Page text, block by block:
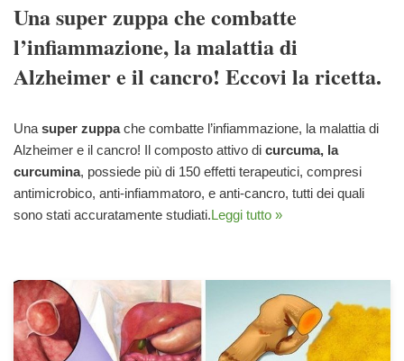
Una super zuppa che combatte
l’infiammazione, la malattia di
Alzheimer e il cancro! Eccovi la ricetta.
Una super zuppache combatte l’infiammazione, la malattia di
Alzheimer e il cancro! Il composto attivo di curcuma, la
curcumina, possiede più di 150 effetti terapeutici, compresi
antimicrobico, anti-infiammatoro, e anti-cancro, tutti dei quali
sono stati accuratamente studiati.Leggi tutto »